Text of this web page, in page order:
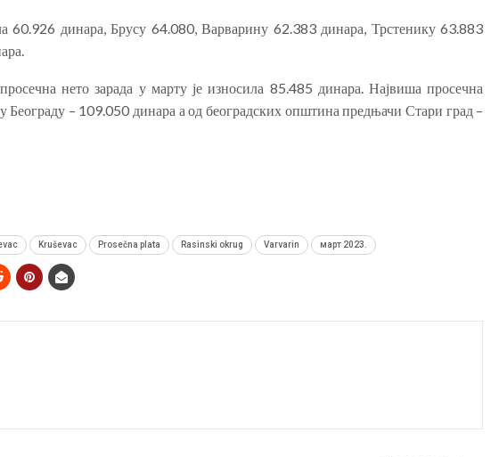
60.926 динара, Брусу 64.080, Варварину 62.383 динара, Трстенику 63.883
нето зарада у марту је износила 85.485 динара. Највиша просечна
Београду – 109.050 динара а од београдских општина предњачи Стари град –
Kruševac Prosečna plata Rasinski okrug Varvarin март 2023.